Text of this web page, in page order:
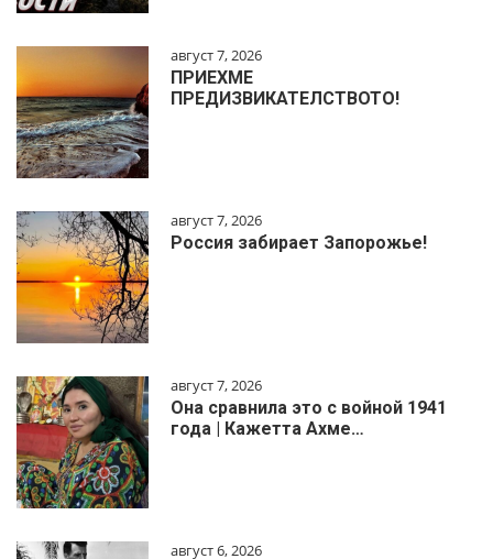
август 7, 2026
ПРИЕХМЕ
ПРЕДИЗВИКАТЕЛСТВОТО!
август 7, 2026
Россия забирает Запорожье!
август 7, 2026
Она сравнила это с войной 1941
года | Кажетта Ахме…
август 6, 2026